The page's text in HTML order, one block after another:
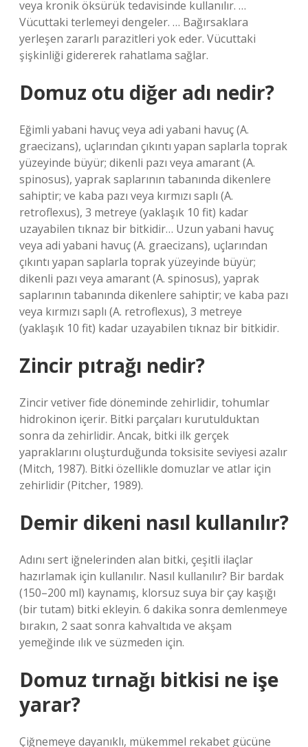
veya kronik öksürük tedavisinde kullanılır. …
Vücuttaki terlemeyi dengeler. … Bağırsaklara
yerleşen zararlı parazitleri yok eder. Vücuttaki
şişkinliği gidererek rahatlama sağlar.
Domuz otu diğer adı nedir?
Eğimli yabani havuç veya adi yabani havuç (A.
graecizans), uçlarından çıkıntı yapan saplarla toprak
yüzeyinde büyür; dikenli pazı veya amarant (A.
spinosus), yaprak saplarının tabanında dikenlere
sahiptir; ve kaba pazı veya kırmızı saplı (A.
retroflexus), 3 metreye (yaklaşık 10 fit) kadar
uzayabilen tıknaz bir bitkidir… Uzun yabani havuç
veya adi yabani havuç (A. graecizans), uçlarından
çıkıntı yapan saplarla toprak yüzeyinde büyür;
dikenli pazı veya amarant (A. spinosus), yaprak
saplarının tabanında dikenlere sahiptir; ve kaba pazı
veya kırmızı saplı (A. retroflexus), 3 metreye
(yaklaşık 10 fit) kadar uzayabilen tıknaz bir bitkidir.
Zincir pıtrağı nedir?
Zincir vetiver fide döneminde zehirlidir, tohumlar
hidrokinon içerir. Bitki parçaları kurutulduktan
sonra da zehirlidir. Ancak, bitki ilk gerçek
yapraklarını oluşturduğunda toksisite seviyesi azalır
(Mitch, 1987). Bitki özellikle domuzlar ve atlar için
zehirlidir (Pitcher, 1989).
Demir dikeni nasıl kullanılır?
Adını sert iğnelerinden alan bitki, çeşitli ilaçlar
hazırlamak için kullanılır. Nasıl kullanılır? Bir bardak
(150–200 ml) kaynamış, klorsuz suya bir çay kaşığı
(bir tutam) bitki ekleyin. 6 dakika sonra demlenmeye
bırakın, 2 saat sonra kahvaltıda ve akşam
yemeğinde ılık ve süzmeden için.
Domuz tırnağı bitkisi ne işe
yarar?
Çiğnemeye dayanıklı, mükemmel rekabet gücüne